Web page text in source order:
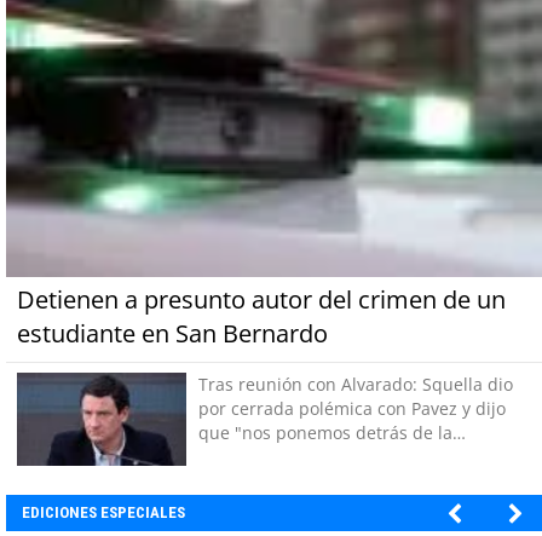
Detienen a presunto autor del crimen de un
estudiante en San Bernardo
Tras reunión con Alvarado: Squella dio
por cerrada polémica con Pavez y dijo
que "nos ponemos detrás de la
EDICIONES ESPECIALES